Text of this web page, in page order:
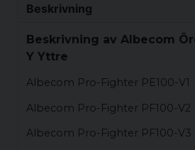
Beskrivning
Beskrivning av Albecom
Y Yttre
Albecom Pro-Fighter PE100-V1
Albecom Pro-Fighter PF100-V2
Albecom Pro-Fighter PF100-V3